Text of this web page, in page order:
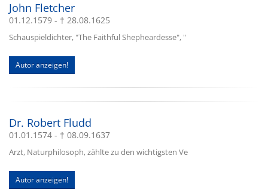
John Fletcher
01.12.1579 - † 28.08.1625
Schauspieldichter, "The Faithful Shepheardesse", "
Autor anzeigen!
Dr. Robert Fludd
01.01.1574 - † 08.09.1637
Arzt, Naturphilosoph, zählte zu den wichtigsten Ve
Autor anzeigen!